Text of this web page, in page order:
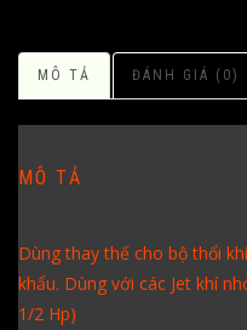
MÔ TẢ ĐÁNH GIÁ (0)
MÔ TẢ
Dùng thay thế cho bộ thổi
khẩu. Dùng với các Jet khí
1/2 Hp)